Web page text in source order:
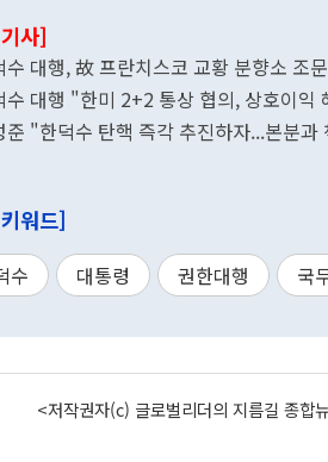
사]
수 대행, 故 프란치스코 교황 분향소 조
수 대행 "한미 2+2 통상 협의, 상호이익
준 "한덕수 탄핵 즉각 추진하자...본분과
워드]
수 대통령 권한대행 국
<저작권자(c) 글로벌리더의 지름길 종